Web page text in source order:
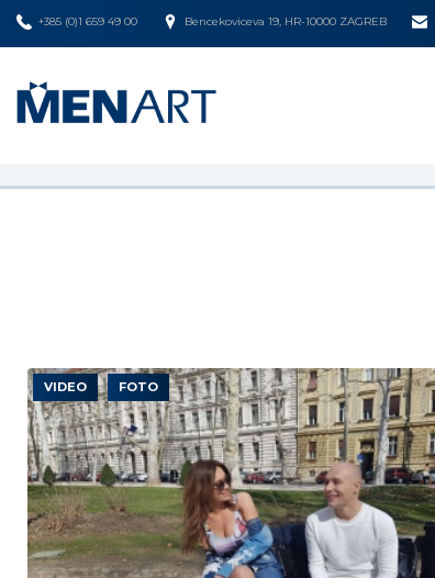
+385 (0)1 659 49 00 Bencekoviceva 19, HR-10000 ZAGREB
VIDEO FOTO